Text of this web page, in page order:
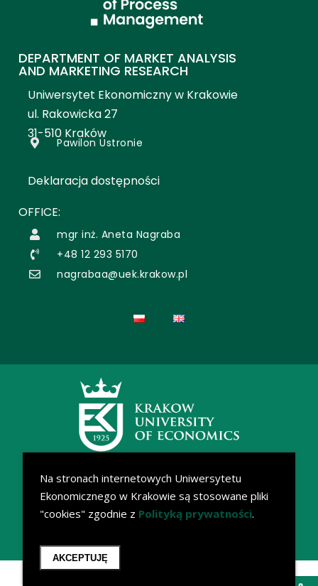
DEPARTMENT OF MARKET ANALYSIS
AND MARKETING RESEARCH
Uniwersytet Ekonomiczny w Krakowie
ul. Rakowicka 27
31-510 Kraków
Pawilon Ustronie
Deklaracja dostępności
OFFICE:
mgr inż. Aneta Nagraba
+48 12 293 5170
nagrabaa@uek.krakow.pl
Na stronach internetowych Uniwersytetu
Ekonomicznego w Krakowie są stosowane pliki
"cookies" zgodnie z Polityką prywatności.
AKCEPTUJĘ